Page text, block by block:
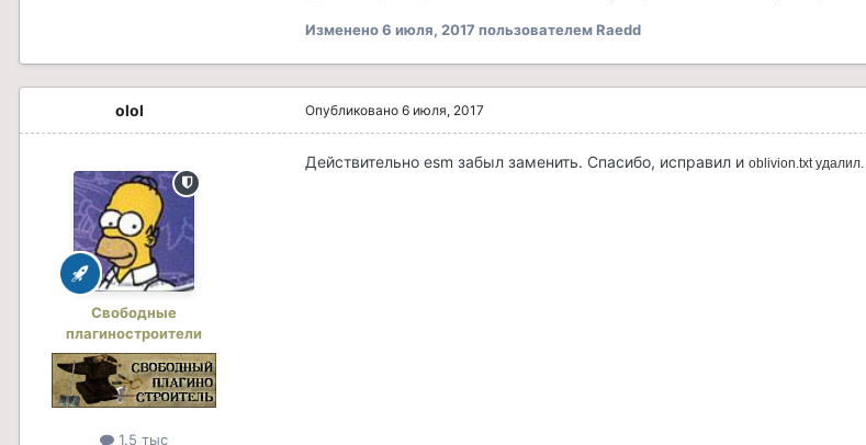
Изменено6 июля, 2017 пользователем Raedd
olol
Свободные
плагиностроители
1.5 тыс
Опубликовано 6 июля, 2017
Действительно esm забыл заменить. Спасибо, исправил и oblivion.txt удалил.